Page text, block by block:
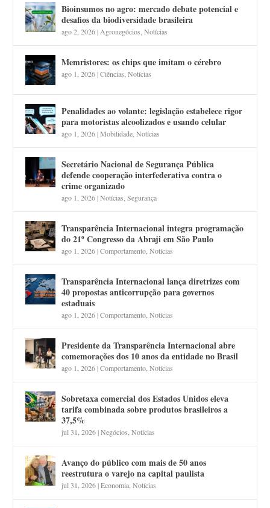
Bioinsumos no agro: mercado debate potencial e
desafios da biodiversidade brasileira
ago 2, 2026| Agronegócios ,Notícias
Memristores: os chips que imitam o cérebro
ago 1, 2026|Ciências ,Notícias
Penalidades ao volante: legislação estabelece rigor
para motoristas alcoolizados e usando celular
ago 1, 2026|Mobilidade ,Notícias
Secretário Nacional de Segurança Pública
defende cooperação interfederativa contra o
crime organizado
ago 1, 2026|Notícias ,Segurança
Transparência Internacional integra programação
do 21º Congresso da Abraji em São Paulo
ago 1, 2026|Comportamento ,Notícias
Transparência Internacional lança diretrizes com
40 propostas anticorrupção para governos
estaduais
ago 1, 2026|Comportamento ,Notícias
Presidente da Transparência Internacional abre
comemorações dos 10 anos da entidade no Brasil
ago 1, 2026|Comportamento ,Notícias
Sobretaxa comercial dos Estados Unidos eleva
tarifa combinada sobre produtos brasileiros a
37,5%
jul 31, 2026|Negócios ,Notícias
Avanço do público com mais de 50 anos
reestrutura o varejo na capital paulista
jul 31, 2026|Economia ,Notícias